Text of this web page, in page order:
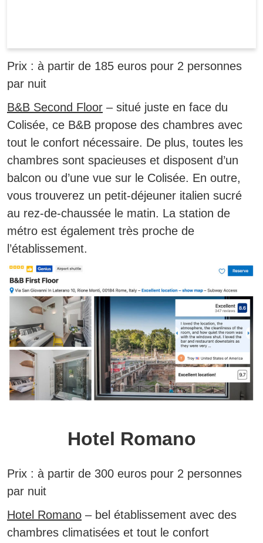
Prix : à partir de 185 euros pour 2 personnes
par nuit
B&B Second Floor – situé juste en face du
Colisée, ce B&B propose des chambres avec
tout le confort nécessaire. De plus, toutes les
chambres sont spacieuses et disposent d’un
balcon ou d’une vue sur le Colisée. En outre,
vous trouverez un petit-déjeuner italien sucré
au rez-de-chaussée le matin. La station de
métro est également très proche de
l’établissement.
Hotel Romano
Prix : à partir de 300 euros pour 2 personnes
par nuit
Hotel Romano – bel établissement avec des
chambres climatisées et tout le confort